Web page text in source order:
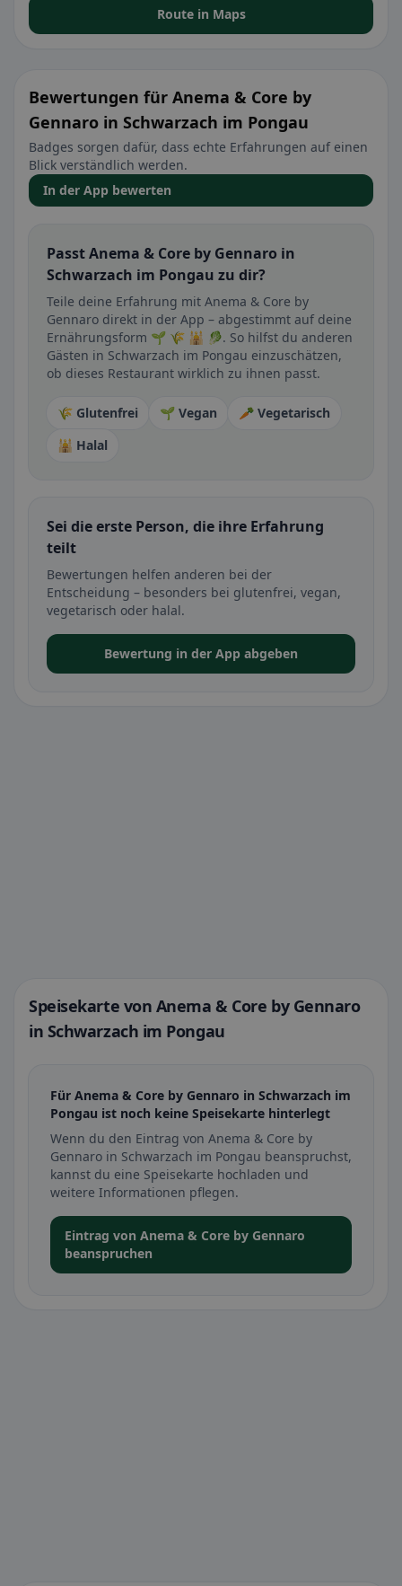
Route in Maps
Bewertungen für Anema & Core by
Gennaro in Schwarzach im Pongau
Badges sorgen dafür, dass echte Erfahrungen auf einen
Blick verständlich werden.
In der App bewerten
Passt Anema & Core by Gennaro in
Schwarzach im Pongau zu dir?
Teile deine Erfahrung mit Anema & Core by
Gennaro direkt in der App – abgestimmt auf deine
Ernährungsform 🌱 🌾 🕌 🥬. So hilfst du anderen
Gästen in Schwarzach im Pongau einzuschätzen,
ob dieses Restaurant wirklich zu ihnen passt.
🌾 Glutenfrei 🌱 Vegan
🥕 Vegetarisch
🕌 Halal
Sei die erste Person, die ihre Erfahrung
teilt
Bewertungen helfen anderen bei der
Entscheidung – besonders bei glutenfrei, vegan,
vegetarisch oder halal.
Bewertung in der App abgeben
Speisekarte von Anema & Core by Gennaro
in Schwarzach im Pongau
Für Anema & Core by Gennaro in Schwarzach im
Pongau ist noch keine Speisekarte hinterlegt
Wenn du den Eintrag von Anema & Core by
Gennaro in Schwarzach im Pongau beanspruchst,
kannst du eine Speisekarte hochladen und
weitere Informationen pflegen.
Eintrag von Anema & Core by Gennaro
beanspruchen